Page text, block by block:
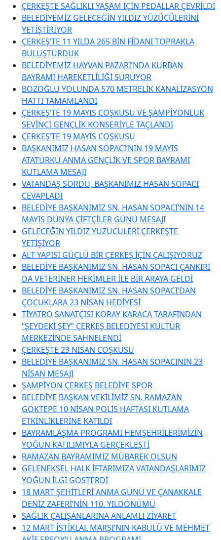
ÇERKEŞTE SAĞLIKLI YAŞAM İÇİN PEDALLAR ÇEVRİLDİ
BELEDİYEMİZ GELECEĞİN YILDIZ YÜZÜCÜLERİNİ
YETİŞTİRİYOR
ÇERKEŞ’TE 11 YILDA 265 BİN FİDANI TOPRAKLA
BULUŞTURDUK
BELEDİYEMİZ HAYVAN PAZARI’NDA KURBAN
BAYRAMI HAREKETLİLİĞİ SÜRÜYOR
BOZOĞLU YOLUNDA 570 METRELİK KANALİZASYON
HATTI TAMAMLANDI
ÇERKEŞ’TE 19 MAYIS COŞKUSU VE ŞAMPİYONLUK
SEVİNCİ GENÇLİK KONSERİYLE TAÇLANDI
ÇERKEŞ’TE 19 MAYIS COŞKUSU
BAŞKANIMIZ HASAN SOPACI’NIN 19 MAYIS
ATATÜRKÜ ANMA GENÇLİK VE SPOR BAYRAMI
KUTLAMA MESAJI
VATANDAŞ SORDU, BAŞKANIMIZ HASAN SOPACI
CEVAPLADI
BELEDİYE BAŞKANIMIZ SN. HASAN SOPACI’NIN 14
MAYIS DÜNYA ÇİFTÇİLER GÜNÜ MESAJI
GELECEĞİN YILDIZ YÜZÜCÜLERİ ÇERKEŞTE
YETİŞİYOR
ALT YAPISI GÜÇLÜ BİR ÇERKEŞ İÇİN ÇALIŞIYORUZ
BELEDİYE BAŞKANIMIZ SN. HASAN SOPACI ÇANKIRI
DA VETERİNER HEKİMLER İLE BİR ARAYA GELDİ
BELEDİYE BAŞKANIMIZ SN. HASAN SOPACI’DAN
ÇOCUKLARA 23 NİSAN HEDİYESİ
TİYATRO SANATÇISI KORAY KARACA TARAFINDAN
“ŞEYDEKİ ŞEY” ÇERKEŞ BELEDİYESİ KÜLTÜR
MERKEZİNDE SAHNELENDİ
ÇERKEŞTE 23 NİSAN COŞKUSU
BELEDİYE BAŞKANIMIZ SN. HASAN SOPACININ 23
NİSAN MESAJI
ŞAMPİYON ÇERKEŞ BELEDİYE SPOR
BELEDİYE BAŞKAN VEKİLİMİZ SN. RAMAZAN
GÖKTEPE 10 NİSAN POLİS HAFTASI KUTLAMA
ETKİNLİKLERİNE KATILDI
BAYRAMLAŞMA PROGRAMI HEMŞEHRİLERİMİZİN
YOĞUN KATILIMIYLA GERÇEKLEŞTİ
RAMAZAN BAYRAMIMIZ MÜBAREK OLSUN
GELENEKSEL HALK İFTARIMIZA VATANDAŞLARIMIZ
YOĞUN İLGİ GÖSTERDİ
18 MART ŞEHİTLERİ ANMA GÜNÜ VE ÇANAKKALE
DENİZ ZAFERİ’NİN 110. YILDÖNÜMÜ
SAĞLIK ÇALIŞANLARINA ANLAMLI ZİYARET
12 MART İSTİKLAL MARŞI’NIN KABULÜ VE MEHMET